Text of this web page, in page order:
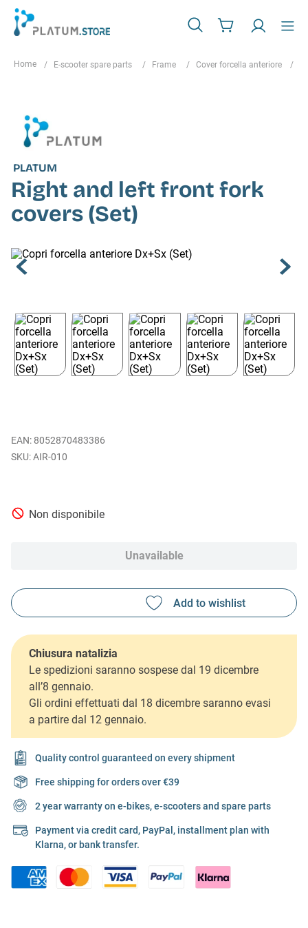
E-scooter spare parts Frame Cover forcella anteriore
PLATUM
Right and left front fork
covers (Set)
EAN: 8052870483386
AIR-010
Non disponibile
Unavailable
Chiusura natalizia
Le spedizioni saranno sospese dal 19 dicembre
all’8 gennaio.
Gli ordini effettuati dal 18 dicembre saranno evasi
a partire dal 12 gennaio.
Quality control guaranteed on every shipment
Free shipping for orders over €39
2 year warranty on e-bikes, e-scooters and spare parts
Payment via credit card, PayPal, installment plan with
Klarna, or bank transfer.